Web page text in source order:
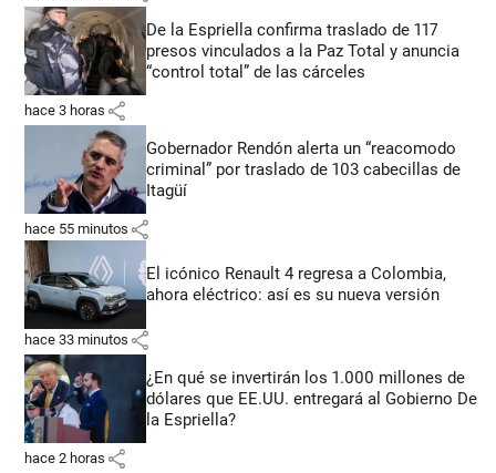
De la Espriella confirma traslado de 117
presos vinculados a la Paz Total y anuncia
“control total” de las cárceles
hace 3 horas share
Gobernador Rendón alerta un “reacomodo
criminal” por traslado de 103 cabecillas de
Itagüí
hace 55 minutos share
El icónico Renault 4 regresa a Colombia,
ahora eléctrico: así es su nueva versión
hace 33 minutos share
¿En qué se invertirán los 1.000 millones de
dólares que EE.UU. entregará al Gobierno De
la Espriella?
hace 2 horas share